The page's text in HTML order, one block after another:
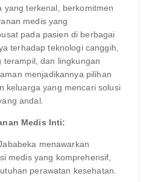
yang terkenal, berkomitmen
medis yang
pada pasien di berbagai
terhadap teknologi canggih,
terampil, dan lingkungan
menjadikannya pilihan
keluarga yang mencari solusi
andal.
Medis Inti:
menawarkan
medis yang komprehensif,
perawatan kesehatan.